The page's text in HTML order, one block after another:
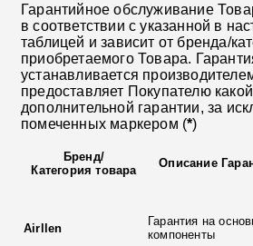
Гарантийное обслуживание
в соответствии с указанной в
таблицей и зависит от бренда/
приобретаемого Товара.
устанавливается
предоставляет Покупателю
дополнительной гарантии, за
помеченных маркером (*)
Бренд/
Категория товара
Описание
Airllen
Гарантия на
компоненты